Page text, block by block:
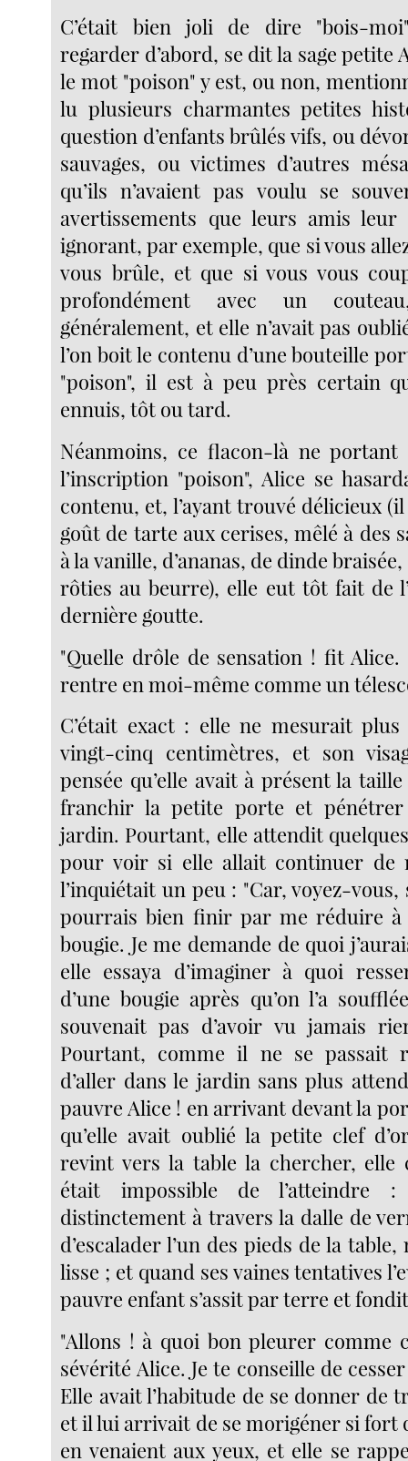
C’était bien joli de dire "bois-
regarder d’abord, se dit la sage petite
le mot "poison" y est, ou non,
lu plusieurs charmantes petites
question d’enfants brûlés vifs, ou
sauvages, ou victimes d’autres
qu’ils n’avaient pas voulu se
avertissements que leurs amis leur
ignorant, par exemple, que si vous
vous brûle, et que si vous vous
profondément avec un
généralement, et elle n’avait pas
l’on boit le contenu d’une bouteille
"poison", il est à peu près certain
ennuis, tôt ou tard.
Néanmoins, ce flacon-là ne portant
l’inscription "poison", Alice se
contenu, et, l’ayant trouvé délicieux
goût de tarte aux cerises, mêlé à des
à la vanille, d’ananas, de dinde
rôties au beurre), elle eut tôt fait de
dernière goutte.
"Quelle drôle de sensation ! fit
rentre en moi-même comme un
C’était exact : elle ne mesurait
vingt-cinq centimètres, et son
pensée qu’elle avait à présent la
franchir la petite porte et pénétrer
jardin. Pourtant, elle attendit
pour voir si elle allait continuer de
l’inquiétait un peu : "Car, voyez-
pourrais bien finir par me réduire à
bougie. Je me demande de quoi
elle essaya d’imaginer à quoi
d’une bougie après qu’on l’a
souvenait pas d’avoir vu jamais
Pourtant, comme il ne se passait
d’aller dans le jardin sans plus
pauvre Alice ! en arrivant devant la
qu’elle avait oublié la petite clef
revint vers la table la chercher, elle
était impossible de l’atteindre
distinctement à travers la dalle de
d’escalader l’un des pieds de la
lisse ; et quand ses vaines tentatives
pauvre enfant s’assit par terre et
"Allons ! à quoi bon pleurer comme
sévérité Alice. Je te conseille de
Elle avait l’habitude de se donner de
et il lui arrivait de se morigéner si fort
en venaient aux yeux, et elle se